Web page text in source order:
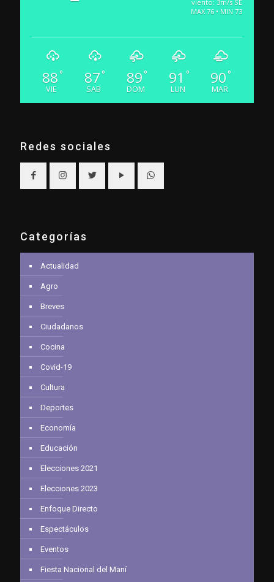
viento: 3m/s SE
MAX 76 • MIN 73
88 °
VIE
87 °
SAB
89 °
DOM
91 °
LUN
90 °
MAR
Redes sociales
Categorías
Actualidad
Agro
Breves
Ciudadanos
Cocina
Covid-19
Cultura
Deportes
Economía
Educación
Elecciones 2021
Elecciones 2023
Enfoque Directo
Espectáculos
Eventos
Fiesta Nacional del Maní